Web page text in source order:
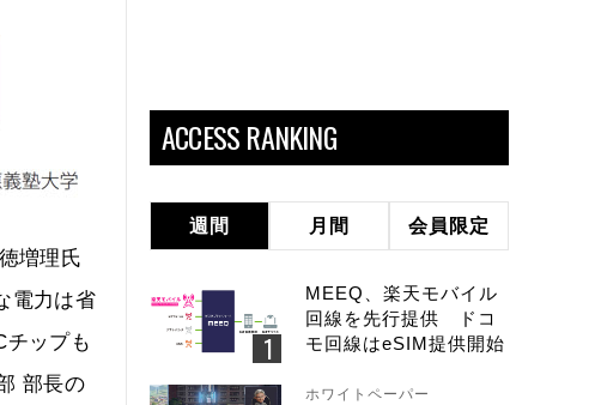
増理氏
電力は省
チップも
部長の
ACCESS RANKING
週間 月間 会員限定
MEEQ、楽天モバイル
回線を先行提供 ドコ
モ回線はeSIM提供開始
ホワイトペーパー